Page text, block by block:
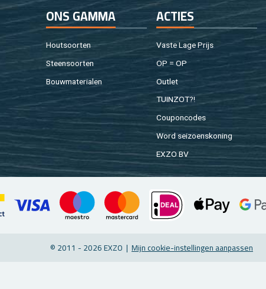
ONS GAMMA
Hout­soor­ten
Steen­soor­ten
Bouw­ma­te­ri­a­len
AC­TIES
Vaste Lage Prijs
OP = OP
Out­let
TUIN­ZOT?!
Cou­pon­co­des
Word sei­zoens­ko­ning
EXZO BV
© 2011 - 2026 EXZO | Mijn coo­kie-in­stel­lin­gen aan­pas­sen